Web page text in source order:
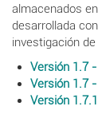
almacenados
desarrollada
investigación
Versión 1.7
Versión 1.7
Versión